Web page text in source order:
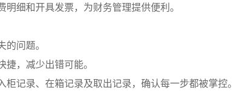
细和开具发票，为财务管理提供便利。
的问题。
，减少出错可能。
记录、在箱记录及取出记录，确认每一步都被掌控。